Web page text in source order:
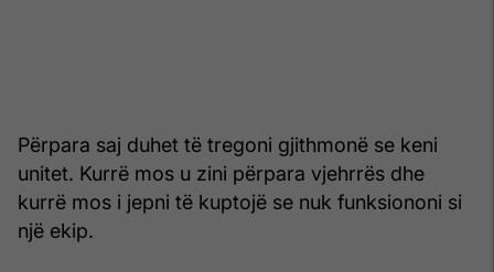
Përpara saj duhet të tregoni gjithmonë se keni
unitet. Kurrë mos u zini përpara vjehrrës dhe
kurrë mos i jepni të kuptojë se nuk funksiononi si
një ekip.